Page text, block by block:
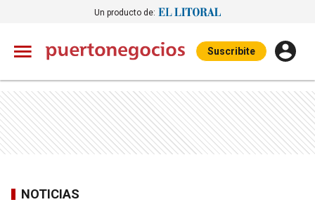
Un producto de:
Suscribite
NOTICIAS